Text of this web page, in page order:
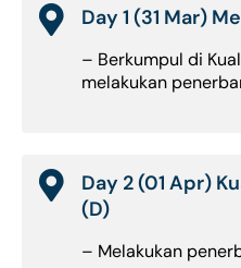
Day 1 (31 Mar)
– Berkumpul di
melakukan
Day 2 (01 Apr)
(D)
– Melakukan